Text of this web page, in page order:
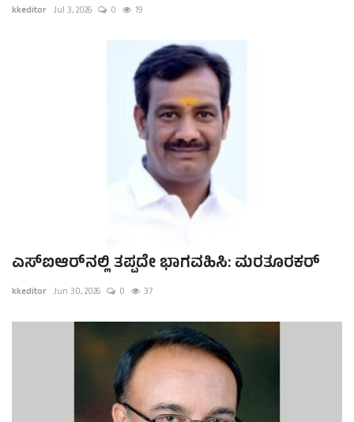
kkeditor Jul 3, 2026 0 19
ಎಸ್‌ಐಆರ್‌ನಲ್ಲಿ ತಪ್ಪದೇ ಭಾಗವಹಿಸಿ: ಮರತೂರಕರ್
kkeditor Jun 30, 2026 0 37